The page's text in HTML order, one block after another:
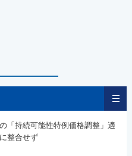
「持続可能性特例価格調整」適
整合せず